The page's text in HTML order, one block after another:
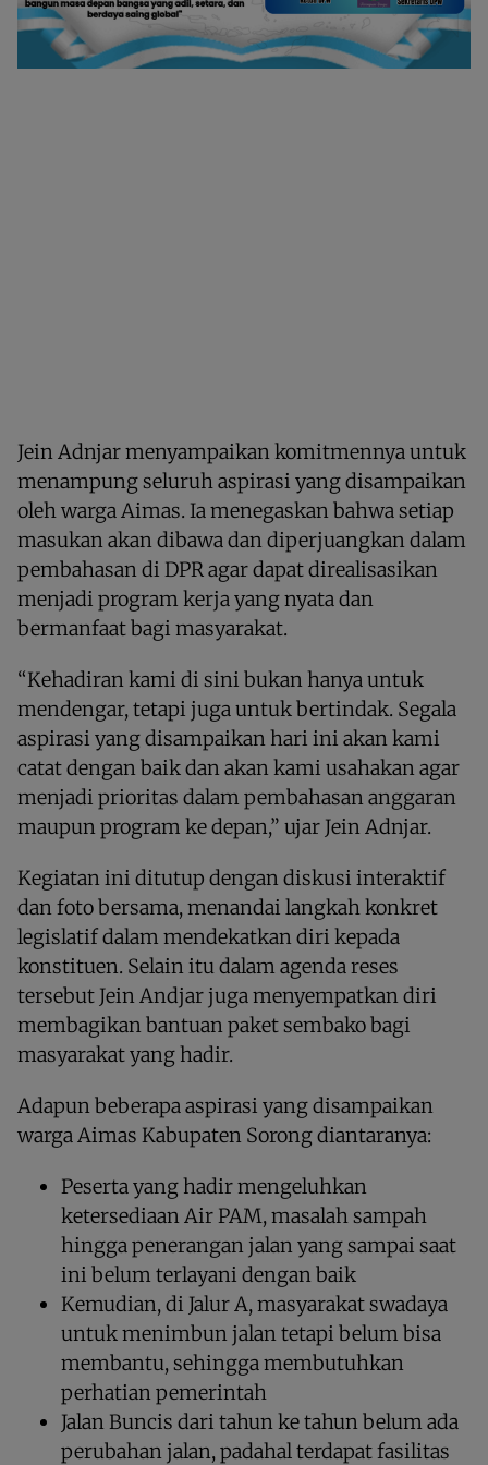
Jein Adnjar menyampaikan komitmennya untuk
menampung seluruh aspirasi yang disampaikan
oleh warga Aimas. Ia menegaskan bahwa setiap
masukan akan dibawa dan diperjuangkan dalam
pembahasan di DPR agar dapat direalisasikan
menjadi program kerja yang nyata dan
bermanfaat bagi masyarakat.
“Kehadiran kami di sini bukan hanya untuk
mendengar, tetapi juga untuk bertindak. Segala
aspirasi yang disampaikan hari ini akan kami
catat dengan baik dan akan kami usahakan agar
menjadi prioritas dalam pembahasan anggaran
maupun program ke depan,” ujar Jein Adnjar.
Kegiatan ini ditutup dengan diskusi interaktif
dan foto bersama, menandai langkah konkret
legislatif dalam mendekatkan diri kepada
konstituen. Selain itu dalam agenda reses
tersebut Jein Andjar juga menyempatkan diri
membagikan bantuan paket sembako bagi
masyarakat yang hadir.
Adapun beberapa aspirasi yang disampaikan
warga Aimas Kabupaten Sorong diantaranya:
Peserta yang hadir mengeluhkan
ketersediaan Air PAM, masalah sampah
hingga penerangan jalan yang sampai saat
ini belum terlayani dengan baik
Kemudian, di Jalur A, masyarakat swadaya
untuk menimbun jalan tetapi belum bisa
membantu, sehingga membutuhkan
perhatian pemerintah
Jalan Buncis dari tahun ke tahun belum ada
perubahan jalan, padahal terdapat fasilitas